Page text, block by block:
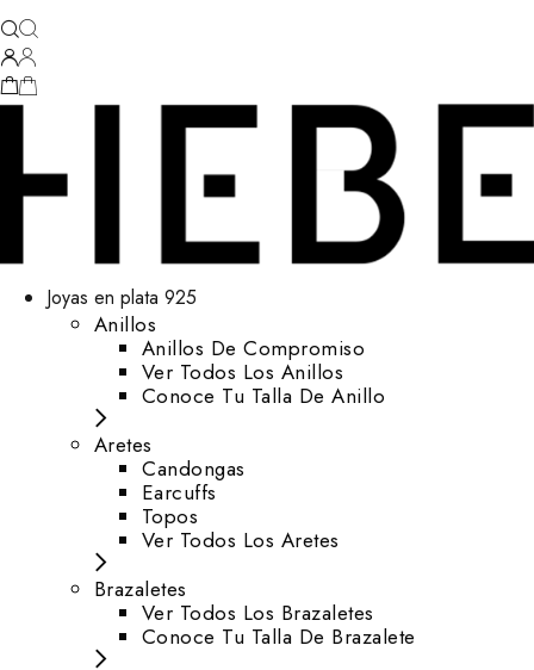
Joyas en plata 925
Anillos
Anillos De Compromiso
Ver Todos Los Anillos
Conoce Tu Talla De Anillo
Aretes
⁠Candongas
Earcuffs
Topos
Ver Todos Los Aretes
Brazaletes
Ver Todos Los Brazaletes
Conoce Tu Talla De Brazalete